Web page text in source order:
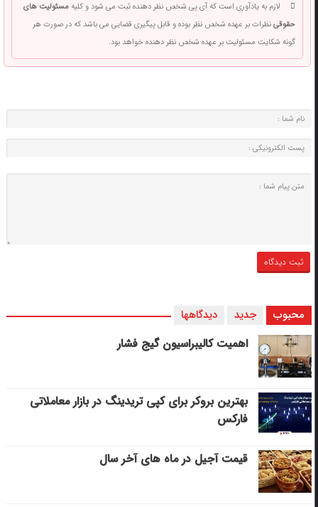
لازم به یادآوری است که آی پی شخص نظر دهنده ثبت می شود و کلیهمسئولیت های
حقوقینظرات بر عهده شخص نظر بوده و قابل پیگیری قضایی می باشد که در صورت هر
گونه شکایت مسئولیت بر عهده شخص نظر دهنده خواهد بود.
محبوب جدید دیدگاهها
اهمیت کالیبراسیون گیج فشار
بهترین بروکر برای کپی‌ تریدینگ در بازار معاملاتی
فارکس
قیمت آجیل در ماه های آخر سال